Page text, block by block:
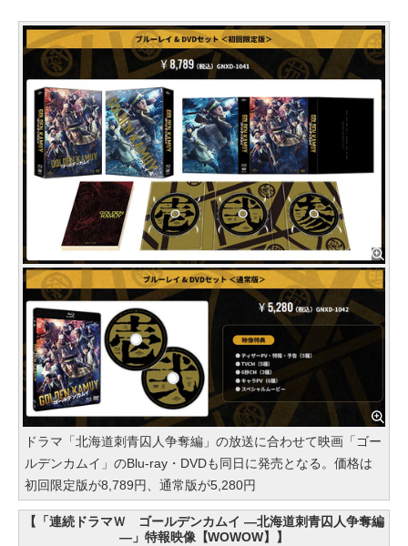
ドラマ「北海道刺青囚人争奪編」の放送に合わせて映画「ゴー
ルデンカムイ」のBlu-ray・DVDも同日に発売となる。価格は
初回限定版が8,789円、通常版が5,280円
【「連続ドラマＷ ゴールデンカムイ ―北海道刺青囚人争奪編
―」特報映像【WOWOW】】